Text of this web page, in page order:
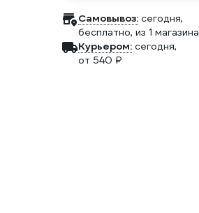
Самовывоз: сегодня,
бесплатно, из 1 магазина
Курьером: сегодня,
от 540 ₽